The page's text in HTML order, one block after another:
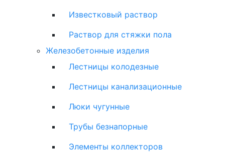
Известковый раствор
Раствор для стяжки пола
Железобетонные изделия
Лестницы колодезные
Лестницы канализационные
Люки чугунные
Трубы безнапорные
Элементы коллекторов